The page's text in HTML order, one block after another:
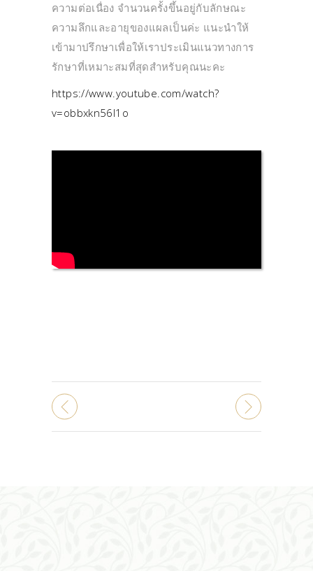
ความต่อเนื่อง จำนวนครั้งขึ้นอยู่กับลักษณะ
ความลึกและอายุของแผลเป็นค่ะ แนะนำให้
เข้ามาปรึกษาเพื่อให้เราประเมินแนวทางการ
รักษาที่เหมาะสมที่สุดสำหรับคุณนะคะ
https://www.youtube.com/watch?
v=obbxkn56l1o